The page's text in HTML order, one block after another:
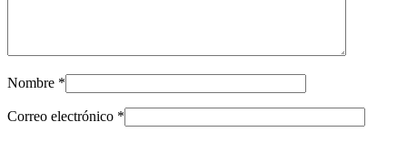
Nombre *
Correo electrónico *